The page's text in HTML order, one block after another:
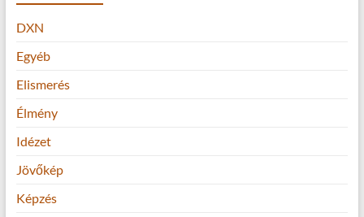
DXN
Egyéb
Elismerés
Élmény
Idézet
Jövőkép
Képzés